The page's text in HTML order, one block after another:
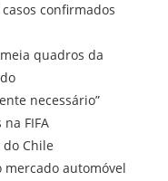
confirmados
quadros da
necessário”
FIFA
do Chile
mercado automóvel